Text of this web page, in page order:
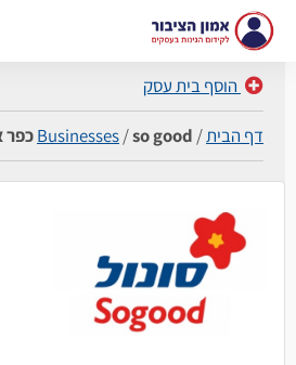
הוסף בית עסק
דף הבית/
Businesses/so good כפר אדומים